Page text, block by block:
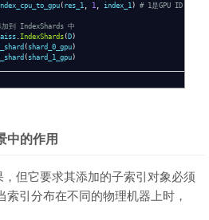
( res_1 , 1 , index_1) # 1是GPU ID
加到 IndexShards 中
. IndexShards ( D)
( shard_0_gpu)
( shard_1_gpu)
中的作用
，但它要求其添加的子索引对象必须
引分布在不同的物理机器上时，